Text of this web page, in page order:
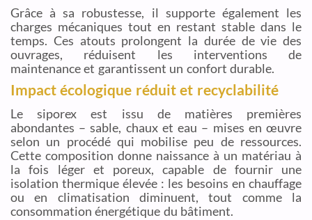
Grâce à sa robustesse, il supporte également les
charges mécaniques tout en restant stable dans le
temps. Ces atouts prolongent la durée de vie des
ouvrages, réduisent les interventions de
maintenance et garantissent un confort durable.
Impact écologique réduit et recyclabilité
Le siporex est issu de matières premières
abondantes – sable, chaux et eau – mises en œuvre
selon un procédé qui mobilise peu de ressources.
Cette composition donne naissance à un matériau à
la fois léger et poreux, capable de fournir une
isolation thermique élevée : les besoins en chauffage
ou en climatisation diminuent, tout comme la
consommation énergétique du bâtiment.